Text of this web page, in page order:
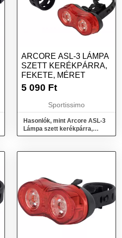
ARCORE ASL-3 LÁMPA
SZETT KERÉKPÁRRA,
FEKETE, MÉRET
5 090 Ft
Sportissimo
Hasonlók, mint Arcore ASL-3
Lámpa szett kerékpárra,
fekete, méret